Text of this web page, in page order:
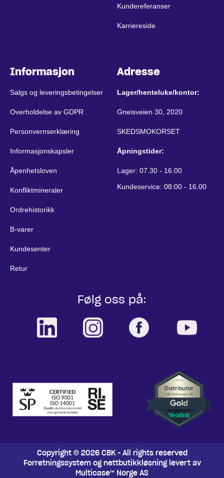
Kundereferanser
Karriereside
Informasjon
Salgs og leveringsbetingelser
Overholdelse av GDPR
Personvernserklæring
Informasjonskapsler
Åpenhetsloven
Konfliktmineraler
Ordrehistorikk
B-varer
Kundesenter
Retur
Adresse
Lager/henteluke/kontor:
Gneisveien 30, 2020
SKEDSMOKORSET
Åpningstider:
Lager: 07.30 - 16.00
Kundeservice: 08:00 - 16.00
Følg oss på:
Copyright © 2026 CBK - All rights reserved
Forretningssystemog nettbutikkløsninglevert av
Multicase™ Norge AS